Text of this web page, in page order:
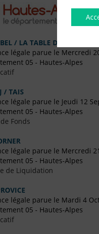
/ LA TABLE DE LILY
légale parue le Mercredi
05 - Hautes-Alpes
/ TAIS
légale parue le Jeudi 12
05 - Hautes-Alpes
Fonds
légale parue le Mercredi
05 - Hautes-Alpes
de Liquidation
légale parue le Mardi 4
05 - Hautes-Alpes